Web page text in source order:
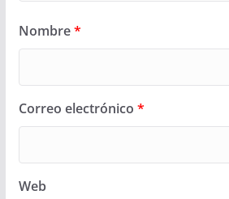
Nombre*
Correo electrónico *
Web